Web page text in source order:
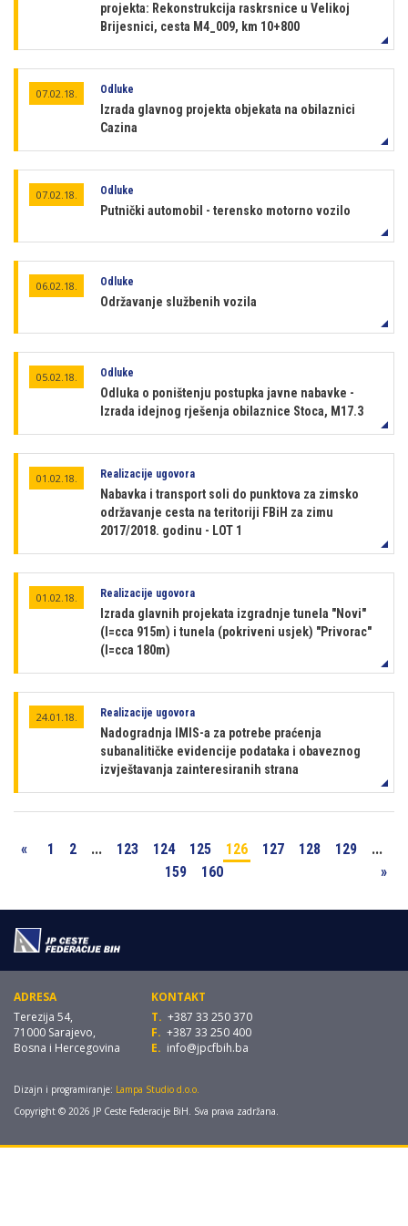
projekta: Rekonstrukcija raskrsnice u Velikoj
Brijesnici, cesta M4_009, km 10+800
07.02.18. Odluke
Izrada glavnog projekta objekata na obilaznici
Cazina
07.02.18. Odluke
Putnički automobil - terensko motorno vozilo
06.02.18. Odluke
Održavanje službenih vozila
05.02.18. Odluke
Odluka o poništenju postupka javne nabavke -
Izrada idejnog rješenja obilaznice Stoca, M17.3
01.02.18. Realizacije ugovora
Nabavka i transport soli do punktova za zimsko
održavanje cesta na teritoriji FBiH za zimu
2017/2018. godinu - LOT 1
01.02.18. Realizacije ugovora
Izrada glavnih projekata izgradnje tunela "Novi"
(l=cca 915m) i tunela (pokriveni usjek) "Privorac"
(l=cca 180m)
24.01.18. Realizacije ugovora
Nadogradnja IMIS-a za potrebe praćenja
subanalitičke evidencije podataka i obaveznog
izvještavanja zainteresiranih strana
« 1 2 ... 123 124 125 126 127 128 129
...
159
160 »
ADRESA
Terezija 54,
71000 Sarajevo,
Bosna i Hercegovina
KONTAKT
T. +387 33 250 370
F. +387 33 250 400
E. info@jpcfbih.ba
Dizajn i programiranje: Lampa Studio d.o.o.
Copyright © 2026 JP Ceste Federacije BiH. Sva prava zadržana.